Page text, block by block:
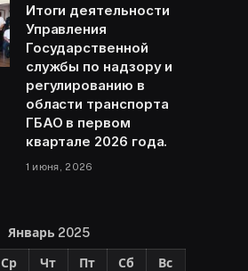
Итоги деятельности
Управления
Государственной
службы по надзору и
регулированию в
области транспорта
ГБАО в первом
квартале 2026 года.
1 июня, 2026
Январь 2025
Ср Чт Пт Сб
Вс